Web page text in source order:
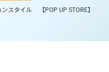
ル
【POP UP STORE】天平キムチ